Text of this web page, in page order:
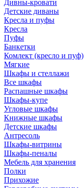
Дивны-кровати
Детские диваны
Кресла и пуфы
Кресла
Пуфы
Банкетки
Комлект (кресло и пуф)
Мягкие
Шкафы и стеллажи
Все шкафы
Распашные шкафы
Шкафы-купе
Угловые шкафы
Книжные шкафы
Детские шкафы
Антресоль
Шкафы-витрины
Шкафы-пеналы
Мебель для хранения
Полки
Прихожие